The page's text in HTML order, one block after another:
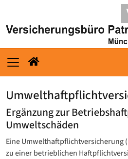
Ergänzung zur
Umweltschäden
Eine Umwelthaftpflichtversicherung
zu einer betrieblichen